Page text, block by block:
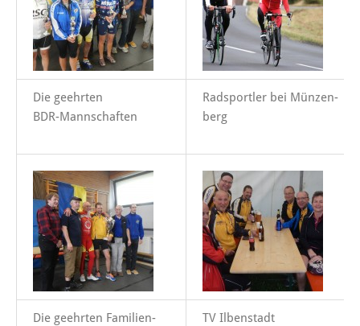
Die geehrten
BDR-Mannschaften
Radsportler bei Münzen-
berg
Die geehrten Familien-
TV Ilbenstadt